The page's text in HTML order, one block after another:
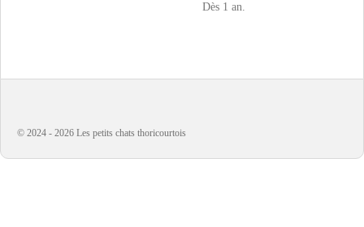
Dès 1 an.
© 2024 - 2026 Les petits chats thoricourtois